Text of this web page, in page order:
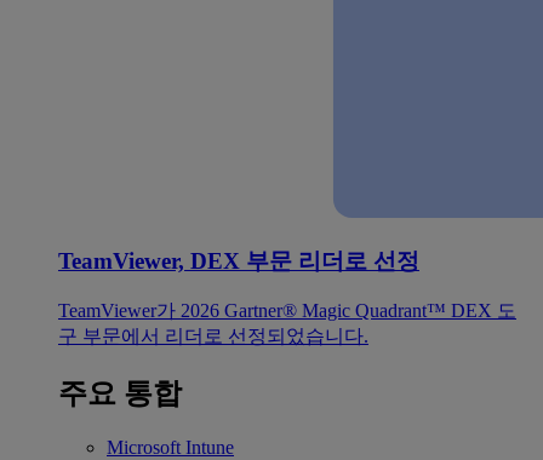
TeamViewer, DEX 부문 리더로 선정
TeamViewer가 2026 Gartner® Magic Quadrant™ DEX 도
구 부문에서 리더로 선정되었습니다.
주요 통합
Microsoft Intune